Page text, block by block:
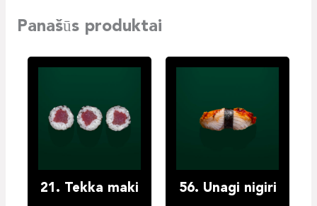
Panašūs produktai
21. Tekka maki
produkto
Tekka
maki
56. Unagi nigiri
produkto
Unagi